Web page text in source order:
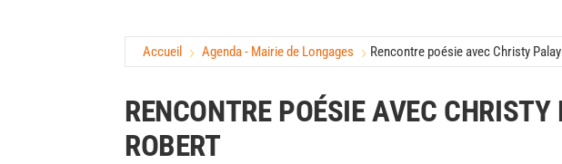
Accueil Agenda - Mairie de Longages Rencontre poésie avec Christy
RENCONTRE POÉSIE AVEC CHRISTY
ROBERT